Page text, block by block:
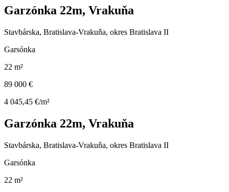
Garzónka 22m, Vrakuňa
Stavbárska, Bratislava-Vrakuňa, okres Bratislava II
Garsónka
22 m²
89 000 €
4 045,45 €/m²
Garzónka 22m, Vrakuňa
Stavbárska, Bratislava-Vrakuňa, okres Bratislava II
Garsónka
22 m²